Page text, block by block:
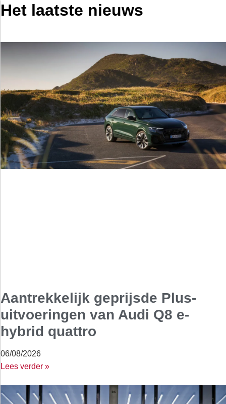
Het laatste nieuws
Aantrekkelijk geprijsde Plus-
uitvoeringen van Audi Q8 e-
hybrid quattro
06/08/2026
Lees verder »